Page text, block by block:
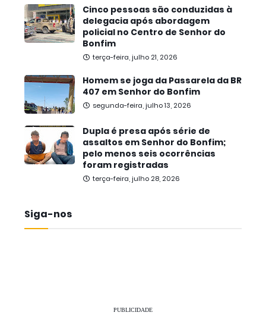
Cinco pessoas são conduzidas à
delegacia após abordagem
policial no Centro de Senhor do
Bonfim
terça-feira, julho 21, 2026
Homem se joga da Passarela da BR
407 em Senhor do Bonfim
segunda-feira, julho 13, 2026
Dupla é presa após série de
assaltos em Senhor do Bonfim;
pelo menos seis ocorrências
foram registradas
terça-feira, julho 28, 2026
Siga-nos
PUBLICIDADE